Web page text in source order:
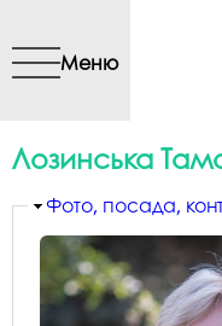
Меню
Лозинська
ПриховатиФото, посада,